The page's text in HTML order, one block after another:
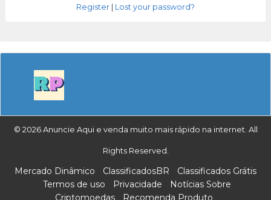
Register Lost your password?
© 2026 Anuncie Aqui e venda muito mais rápido na internet. All
Rights Reserved.
Mercado Dinâmico ClassificadosBR
Classificados Grátis
Termos de uso
Privacidade
Notícias Sobre
Criptomoedas
Recomenda Produto